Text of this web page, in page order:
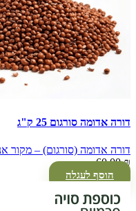
דורה אדומה סורגום 25 ק"ג
דורה אדומה (סורגום) – מקור
60.00₪
הוסף לעגלה